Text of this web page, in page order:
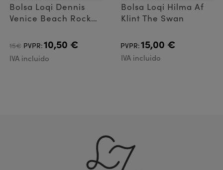
Bolsa Loqi Dennis
Venice Beach Rock
15€ PVPR:10,50 €
IVA incluido
Bolsa Loqi Hilma Af
Klint The Swan
PVPR:15,00 €
IVA incluido